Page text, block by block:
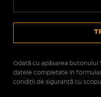
Odată cu apăsarea butonului
datele completate în
condiţii de siguranţă cu